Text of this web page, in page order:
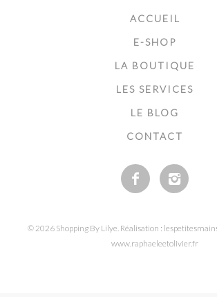
ACCUEIL
E-SHOP
LA BOUTIQUE
LES SERVICES
LE BLOG
CONTACT
© 2026 Shopping By Lilye. Réalisation :
www.raphaeleetolivier.fr